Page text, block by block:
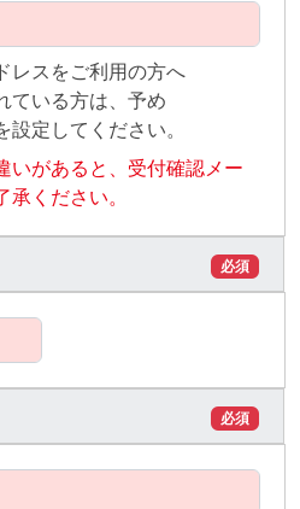
レスをご利用の方へ
ている方は、予め
定してください。
があると、受付確認メー
ください。
必須
必須